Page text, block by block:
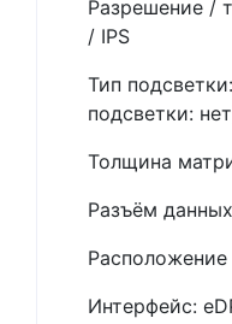
Разрешение /
/ IPS
Тип
подсветки:
Толщина
Разъём
Интерфейс: